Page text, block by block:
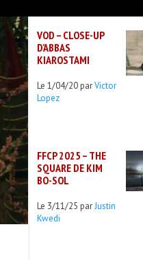
VOD – CLOSE-UP
D’ABBAS
KIAROSTAMI
Le 1/04/20 parVictor
Lopez
FFCP 2025 – THE
SQUARE DE KIM
BO-SOL
Le 3/11/25 parJustin
Kwedi